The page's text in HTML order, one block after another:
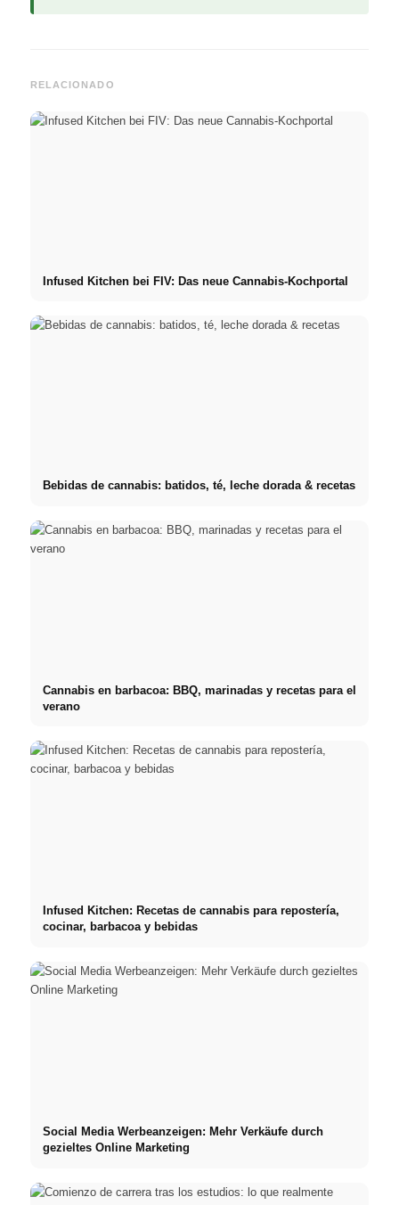
RELACIONADO
Infused Kitchen bei FIV: Das neue Cannabis-Kochportal
Bebidas de cannabis: batidos, té, leche dorada & recetas
Cannabis en barbacoa: BBQ, marinadas y recetas para el
verano
Infused Kitchen: Recetas de cannabis para repostería,
cocinar, barbacoa y bebidas
Social Media Werbeanzeigen: Mehr Verkäufe durch
gezieltes Online Marketing